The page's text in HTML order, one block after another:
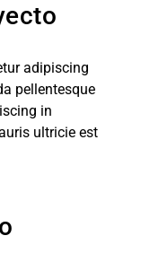
adipiscing
pellentesque
in
ultricie est